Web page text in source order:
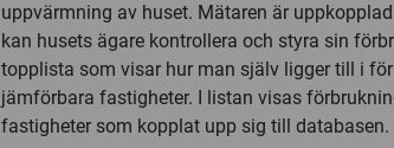
uppvärmning av huset. Mätaren är
kan husets ägare kontrollera och styra sin
topplista som visar hur man själv ligger till i
jämförbara fastigheter. I listan visas
fastigheter som kopplat upp sig till databasen.